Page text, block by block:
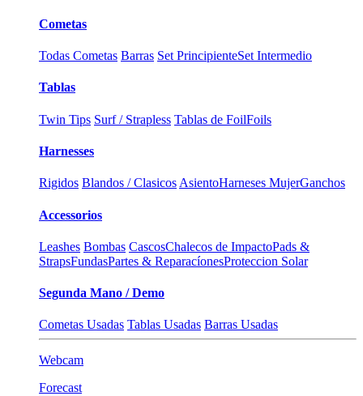
Cometas
Todas Cometas Barras Set PrincipienteSet Intermedio
Tablas
Twin Tips Surf / Strapless Tablas de FoilFoils
Harnesses
Rigidos Blandos / Clasicos AsientoHarneses MujerGanchos
Accessorios
Leashes Bombas CascosChalecos de ImpactoPads &
StrapsFundasPartes & ReparacíonesProteccion Solar
Segunda Mano / Demo
Cometas Usadas Tablas Usadas Barras Usadas
Webcam
Forecast